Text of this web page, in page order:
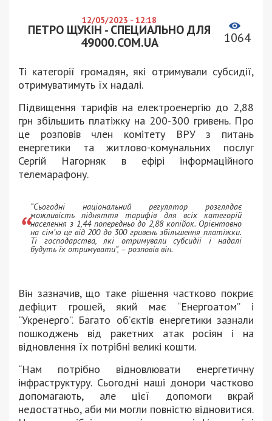
12/05/2023 - 12:18
ПЕТРО ЩУКІН - СПЕЦИАЛЬНО ДЛЯ
49000.COM.UA
1064
Ті категорії громадян, які отримували субсидії,
отримуватимуть їх надалі.
Підвищення тарифів на електроенергію до 2,88
грн збільшить платіжку на 200-300 гривень. Про
це розповів член комітету ВРУ з питань
енергетики та житлово-комунальних послуг
Сергій Нагорняк в ефірі інформаційного
телемарафону.
“Сьогодні національний регулятор розглядає
можливість підняття тарифів для всіх категорій
населення з 1,44 попередньо до 2,88 копійок. Орієнтовно
на сім’ю це від 200 до 300 гривень збільшення платіжки.
Ті господарства, які отримували субсидії і надалі
будуть їх отримувати”, – розповів він.
Він зазначив, що таке рішення частково покриє
дефіцит грошей, який має “Енергоатом” і
“Укренерго”. Багато об’єктів енергетики зазнали
пошкоджень від ракетних атак росіян і на
відновлення їх потрібні великі кошти.
“Нам потрібно відновлювати енергетичну
інфраструктуру. Сьогодні наші донори частково
допомагають, але цієї допомоги вкрай
недостатньо, аби ми могли повністю відновитися.